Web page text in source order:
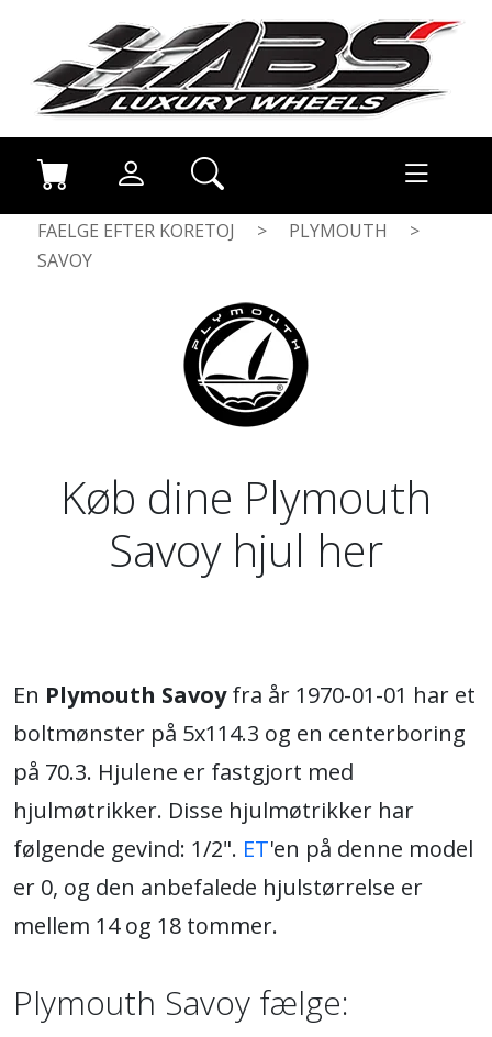
FAELGE EFTER KORETOJ > PLYMOUTH
>
SAVOY
Køb dine Plymouth
Savoy hjul her
En Plymouth Savoyfra år 1970-01-01 har et
boltmønster på 5x114.3 og en centerboring
på 70.3. Hjulene er fastgjort med
hjulmøtrikker. Disse hjulmøtrikker har
følgende gevind: 1/2". ET'en på denne model
er 0, og den anbefalede hjulstørrelse er
mellem 14 og 18 tommer.
Plymouth Savoy fælge: